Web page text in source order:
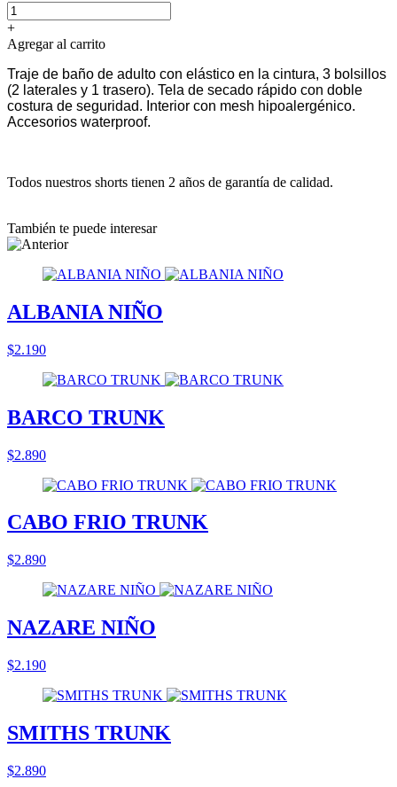
+
Agregar al carrito
Traje de baño de adulto con elástico en la cintura, 3 bolsillos
(2 laterales y 1 trasero). Tela de secado rápido con doble
costura de seguridad. Interior con mesh hipoalergénico.
Accesorios waterproof.
Todos nuestros shorts tienen 2 años de garantía de calidad.
También te puede interesar
ALBANIA NIÑO
$2.190
BARCO TRUNK
$2.890
CABO FRIO TRUNK
$2.890
NAZARE NIÑO
$2.190
SMITHS TRUNK
$2.890